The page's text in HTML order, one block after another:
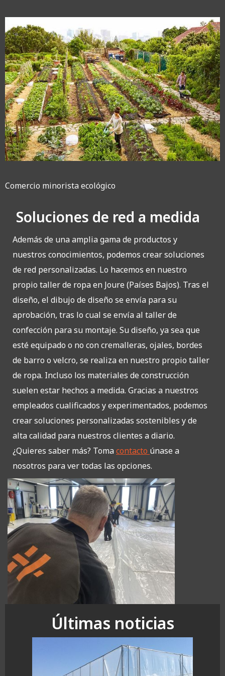
Comercio minorista ecológico
Soluciones de red a medida
Además de una amplia gama de productos y
nuestros conocimientos, podemos crear soluciones
de red personalizadas. Lo hacemos en nuestro
propio taller de ropa en Joure (Países Bajos). Tras el
diseño, el dibujo de diseño se envía para su
aprobación, tras lo cual se envía al taller de
confección para su montaje. Su diseño, ya sea que
esté equipado o no con cremalleras, ojales, bordes
de barro o velcro, se realiza en nuestro propio taller
de ropa. Incluso los materiales de construcción
suelen estar hechos a medida. Gracias a nuestros
empleados cualificados y experimentados, podemos
crear soluciones personalizadas sostenibles y de
alta calidad para nuestros clientes a diario.
¿Quieres saber más? Toma contacto únase a
nosotros para ver todas las opciones.
Últimas noticias